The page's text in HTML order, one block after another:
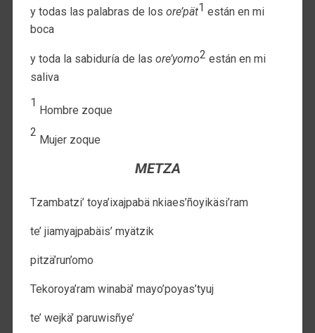
y todas las palabras de los ore’pät1 están en mi
boca
y toda la sabiduría de las ore’yomo2 están en mi
saliva
1
Hombre zoque
2
Mujer zoque
METZA
Tzambatzi’ toya’ixajpabä nkiaes’ñoyikäsi’ram
te’ jiamyajpabäis’ myätzik
pitzä’run’omo
Tekoroya’ram winabä’ mayo’poyas’tyuj
te’ wejkä’ paruwisñye’